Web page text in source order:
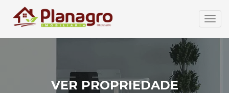
Abrir
VER PROPRIEDADE